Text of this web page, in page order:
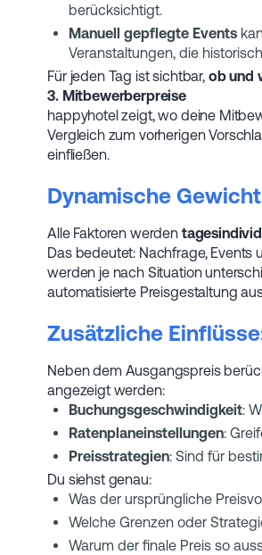
berücksichtigt.
Manuell gepflegte Events
Veranstaltungen, die
Für jeden Tag ist sichtbar, ob und
3. Mitbewerberpreise
happyhotel zeigt, wo deine
Vergleich zum vorherigen
einfließen.
Dynamische
Alle Faktoren werden
Das bedeutet: Nachfrage,
werden je nach Situation
automatisierte Preisgestaltung
Zusätzliche
Neben dem Ausgangspreis
angezeigt werden:
Buchungsgeschwindigkeit:
Ratenplaneinstellungen:
Preisstrategien: Sind für
Du siehst genau:
Was der ursprüngliche
Welche Grenzen oder
Warum der finale Preis so